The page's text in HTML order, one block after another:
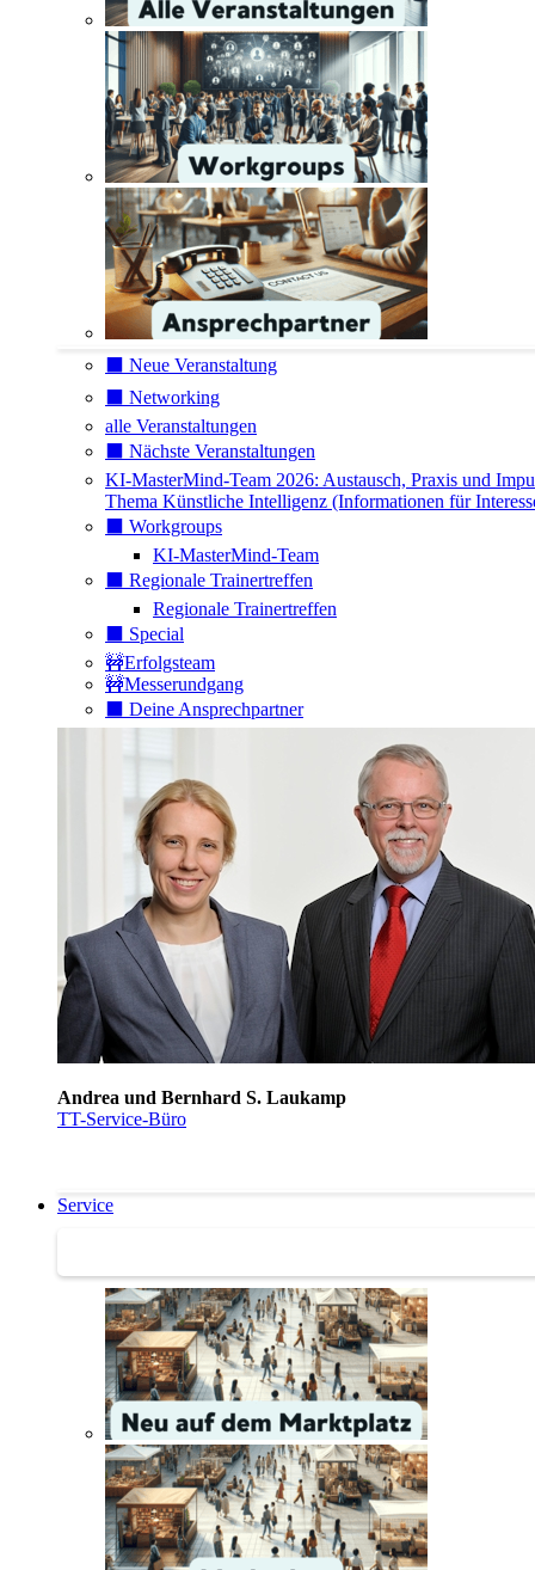
⬛️ Neue Veranstaltung
⬛️ Networking
alle Veranstaltungen
⬛️ Nächste Veranstaltungen
KI-MasterMind-Team 2026: Austausch, Praxis und
Thema Künstliche Intelligenz (Informationen für
⬛️ Workgroups
KI-MasterMind-Team
⬛️ Regionale Trainertreffen
Regionale Trainertreffen
⬛️ Special
🚧Erfolgsteam
🚧Messerundgang
⬛️ Deine Ansprechpartner
Andrea und Bernhard S. Laukamp
TT-Service-Büro
Service